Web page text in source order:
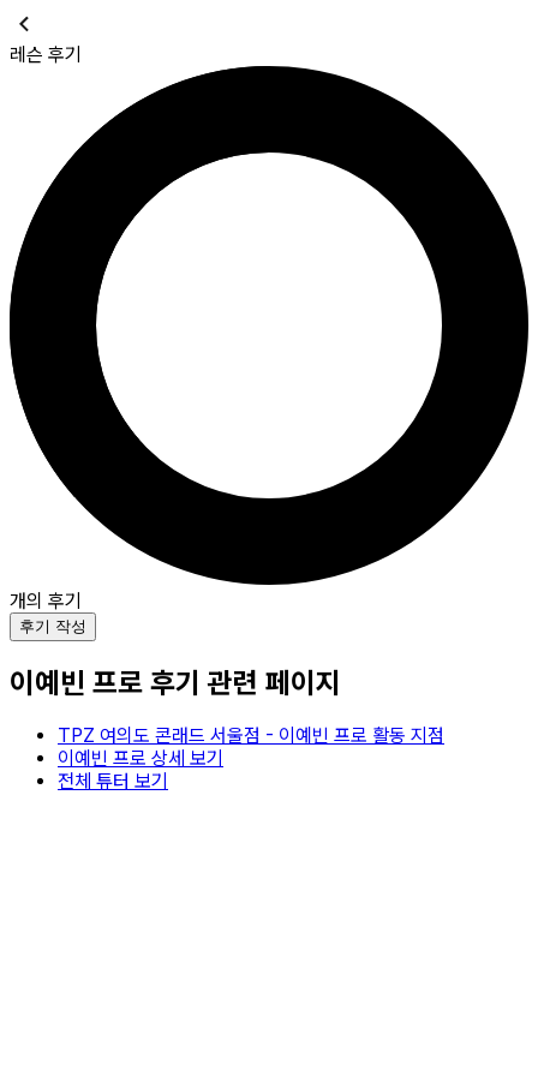
레슨 후기
개의 후기
후기 작성
이예빈 프로 후기 관련 페이지
TPZ 여의도 콘래드 서울점 - 이예빈 프로 활동 지점
이예빈 프로 상세 보기
전체 튜터 보기